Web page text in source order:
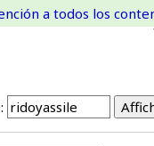
a todos los